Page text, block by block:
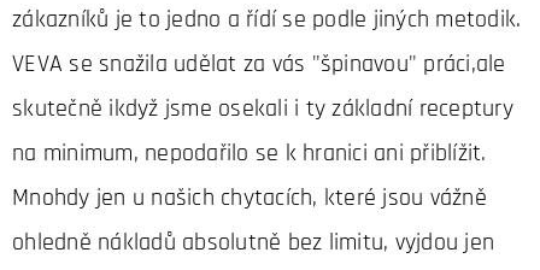
zákazníků je to jedno a řídí se podle jiných metodik.
VEVA se snažila udělat za vás "špinavou" práci,ale
skutečně ikdyž jsme osekali i ty základní receptury
na minimum, nepodařilo se k hranici ani přiblížit.
Mnohdy jen u našich chytacích, které jsou vážně
ohledně nákladů absolutně bez limitu, vyjdou jen